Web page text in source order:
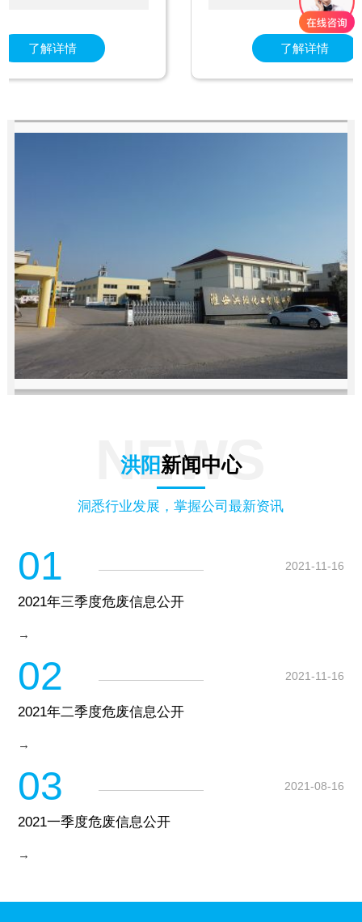
了解详情 了解详情
NEWS
洪阳新闻中心
洞悉行业发展，掌握公司最新资讯
01 2021-11-16
2021年三季度危废信息公开
→
02 2021-11-16
2021年二季度危废信息公开
→
03 2021-08-16
2021一季度危废信息公开
→